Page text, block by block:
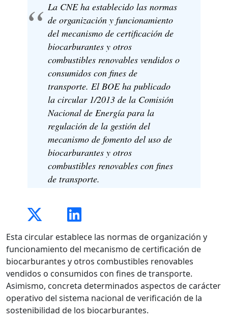
La CNE ha establecido las normas
de organización y funcionamiento
del mecanismo de certificación de
biocarburantes y otros
combustibles renovables vendidos o
consumidos con fines de
transporte. El BOE ha publicado
la circular 1/2013 de la Comisión
Nacional de Energía para la
regulación de la gestión del
mecanismo de fomento del uso de
biocarburantes y otros
combustibles renovables con fines
de transporte.
Esta circular establece las normas de organización y
funcionamiento del mecanismo de certificación de
biocarburantes y otros combustibles renovables
vendidos o consumidos con fines de transporte.
Asimismo, concreta determinados aspectos de carácter
operativo del sistema nacional de verificación de la
sostenibilidad de los biocarburantes.